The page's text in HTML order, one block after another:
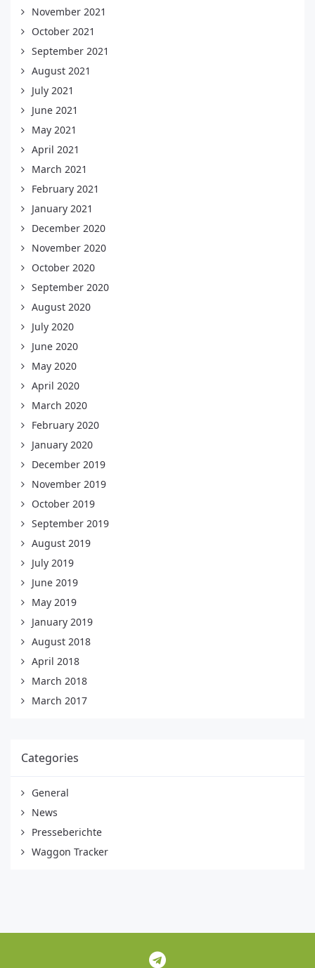
November 2021
October 2021
September 2021
August 2021
July 2021
June 2021
May 2021
April 2021
March 2021
February 2021
January 2021
December 2020
November 2020
October 2020
September 2020
August 2020
July 2020
June 2020
May 2020
April 2020
March 2020
February 2020
January 2020
December 2019
November 2019
October 2019
September 2019
August 2019
July 2019
June 2019
May 2019
January 2019
August 2018
April 2018
March 2018
March 2017
Categories
General
News
Presseberichte
Waggon Tracker